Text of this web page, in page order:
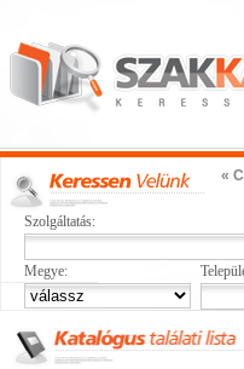
«
Szolgáltatás:
Megye: